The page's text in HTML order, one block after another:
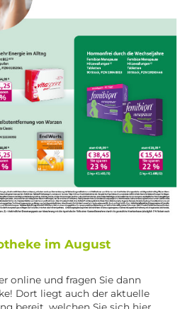
im August
online und fragen Sie dann
Dort liegt auch der aktuelle